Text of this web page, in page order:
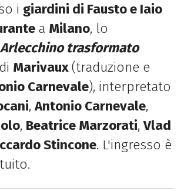
i giardini di Fausto e Iaio
a Milano, lo
Arlecchino trasformato
Marivaux(traduzione e
Carnevale), interpretato
,Antonio Carnevale,
, Beatrice Marzorati,Vlad
Stincone. L'ingresso è